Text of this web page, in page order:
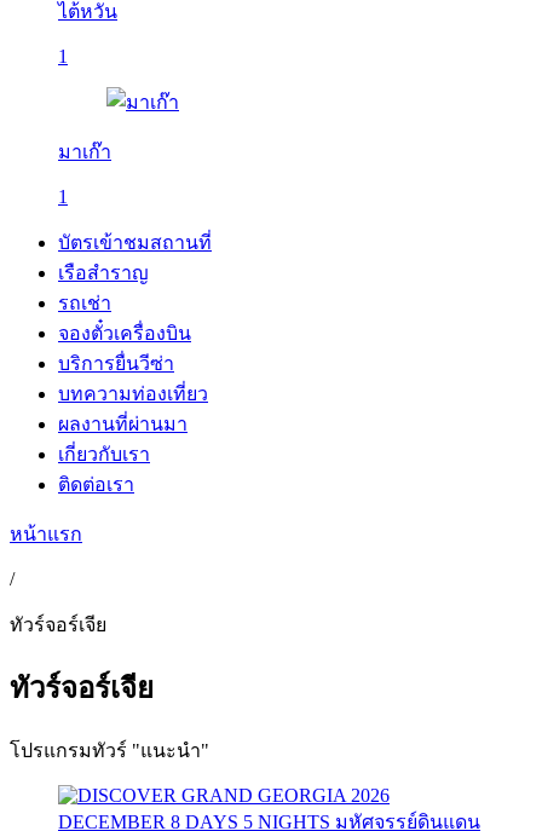
ไต้หวัน
1
มาเก๊า
1
บัตรเข้าชมสถานที่
เรือสำราญ
รถเช่า
จองตั๋วเครื่องบิน
บริการยื่นวีซ่า
บทความท่องเที่ยว
ผลงานที่ผ่านมา
เกี่ยวกับเรา
ติดต่อเรา
หน้าแรก
/
ทัวร์จอร์เจีย
ทัวร์จอร์เจีย
โปรแกรมทัวร์ "แนะนำ"